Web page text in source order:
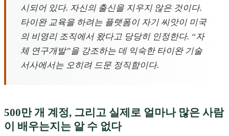
시되어 있다. 자신의 출신을 지우지 않은 것이다.
타이완 교육을 하려는 플랫폼이 자기 씨앗이 미국
의 비영리 조직에서 왔다고 당당히 인정한다. “자
체 연구개발”을 강조하는 데 익숙한 타이완 기술
서사에서는 오히려 드문 정직함이다.
500만 개 계정, 그리고 실제로 얼마나 많은 사람
이 배우는지는 알 수 없다